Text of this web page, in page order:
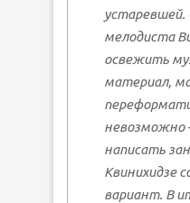
устаревшей.
мелодиста
освежить
материал,
невозможно
написать
Квинихидзе
вариант. В